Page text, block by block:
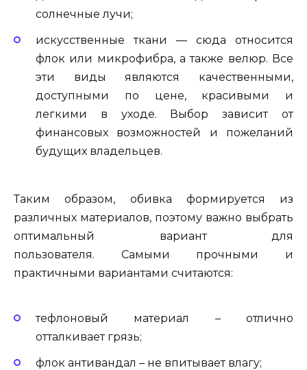
солнечные лучи;
искусственные ткани — сюда относится
флок или микрофибра, а также велюр. Все
эти виды являются качественными,
доступными по цене, красивыми и
легкими в уходе. Выбор зависит от
финансовых возможностей и пожеланий
будущих владельцев.
Таким образом, обивка формируется из
различных материалов, поэтому важно выбрать
оптимальный вариант для
пользователя. Самыми прочными и
практичными вариантами считаются:
тефлоновый материал – отлично
отталкивает грязь;
флок антивандал – не впитывает влагу;